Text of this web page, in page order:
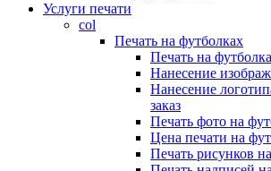
Услуги печати
col
Печать на футболках
Печать на
Нанесение
Нанесение
заказ
Печать фото на
Цена печати на
Печать рисунков